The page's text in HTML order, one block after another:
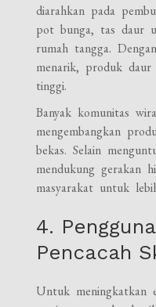
diarahkan pada
pot bunga, tas daur
rumah tangga.
menarik, produk
tinggi.
Banyak komunitas
mengembangkan
bekas. Selain
mendukung gerakan
masyarakat untuk
4.
Pencacah
Untuk meningkatkan